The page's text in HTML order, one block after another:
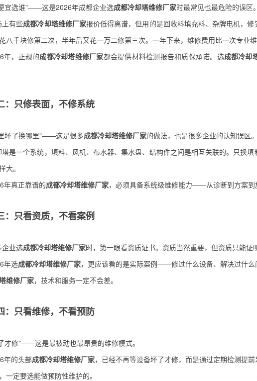
宜选谁"——这是2026年成都企业选成都冷却塔维修厂家时最常见也最危险的误区。
上有些成都冷却塔维修厂家报价低得离谱，但用的是回收料填充料、杂牌电机，
八千块修第二次，半年后又花一万二修第三次。一年下来，维修费用比一次专业维
年，正规的成都冷却塔维修厂家都会提供材料检测报告和质保承诺。选成都冷却
：只修表面，不修系统
坏了换哪里"——这是很多成都冷却塔维修厂家的做法，也是很多企业的认知误区。
塔是一个系统，填料、风机、布水器、集水盘、结构件之间是相互关联的。只换
大。
年真正靠谱的成都冷却塔维修厂家，必须具备系统级维修能力——从诊断到方案到
：只看资质，不看案例
企业选成都冷却塔维修厂家时，第一眼看资质证书。资质当然重要，但资质只能证
年选成都冷却塔维修厂家，更应该看的是实际案例——修过什么设备、解决过什
维修厂家，技术和服务一定不会差。
：只看维修，不看预防
才修"——这是最被动也最昂贵的维修模式。
年的头部成都冷却塔维修厂家，已经不再等设备坏了才修，而是通过定期检测提
，一定要选能做预防性维护的。